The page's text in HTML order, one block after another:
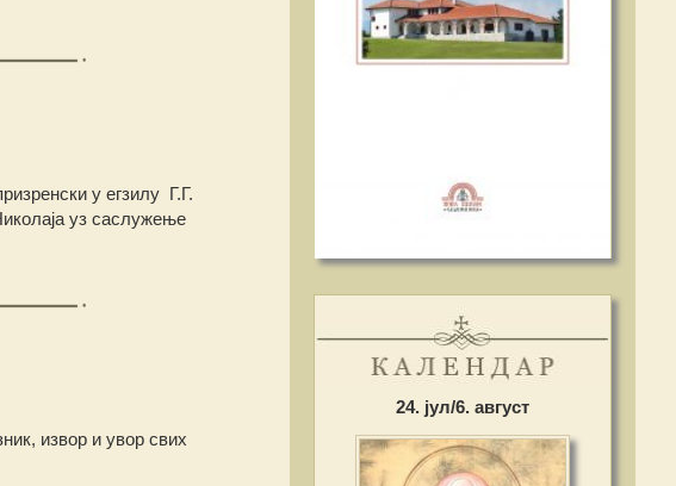
у егзилу Г.Г.
уз саслужење
извор и увор свих
24. јул/6. август